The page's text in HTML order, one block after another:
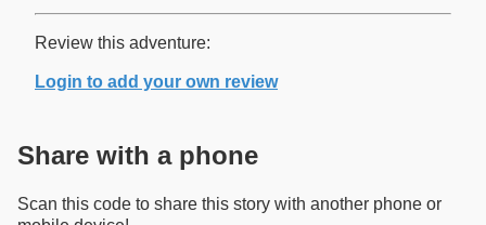
Review this adventure:
Login to add your own review
Share with a phone
Scan this code to share this story with another phone or